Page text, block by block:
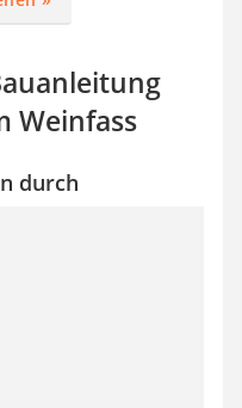
Weinfass
durch